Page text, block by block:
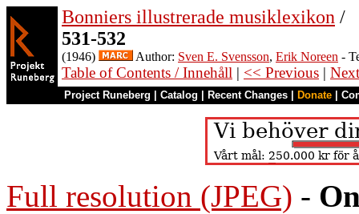
Bonniers illustrerade musiklexikon /
531-532
(1946) Author: Sven E. Svensson, Erik Noreen -
Table of Contents / Innehåll | << Previous |
Project Runeberg Catalog Recent Changes Donate
Full resolution (JPEG) -